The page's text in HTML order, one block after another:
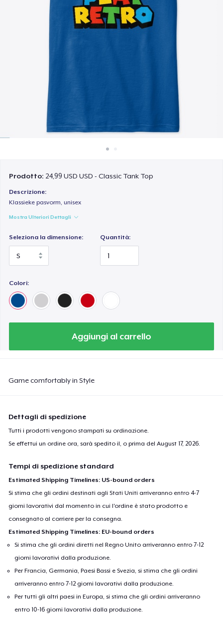
Vendi ovunque
Prodotto: 24,99 USD USD - Classic Tank Top
Descrizione:
Klassieke pasvorm, unisex
Mostra Ulteriori Dettagli
Seleziona la dimensione: Quantità:
Colori:
Aggiungi al carrello
Game comfortably in Style
Dettagli di spedizione
Tutti i prodotti vengono stampati su ordinazione.
Se effettui un ordine ora, sarà spedito il, o prima delAugust 17, 2026
Tempi di spedizione standard
Estimated Shipping Timelines: US-bound orders
Si stima che gli ordini destinati agli Stati Uniti arriveranno entro 4-7
giorni lavorativi dal momento in cui l'ordine è stato prodotto e
consegnato al corriere per la consegna.
Estimated Shipping Timelines: EU-bound orders
Si stima che gli ordini diretti nel Regno Unito arriveranno entro 7-12
giorni lavorativi dalla produzione.
Per Francia, Germania, Paesi Bassi e Svezia, si stima che gli ordini
arriveranno entro 7-12 giorni lavorativi dalla produzione.
Per tutti gli altri paesi in Europa, si stima che gli ordini arriveranno
entro 10-16 giorni lavorativi dalla produzione.